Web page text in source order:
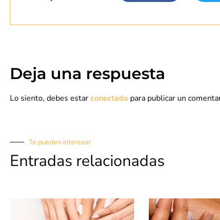
Deja una respuesta
Lo siento, debes estarconectado para publicar un
Te pueden interesar
Entradas relacionadas